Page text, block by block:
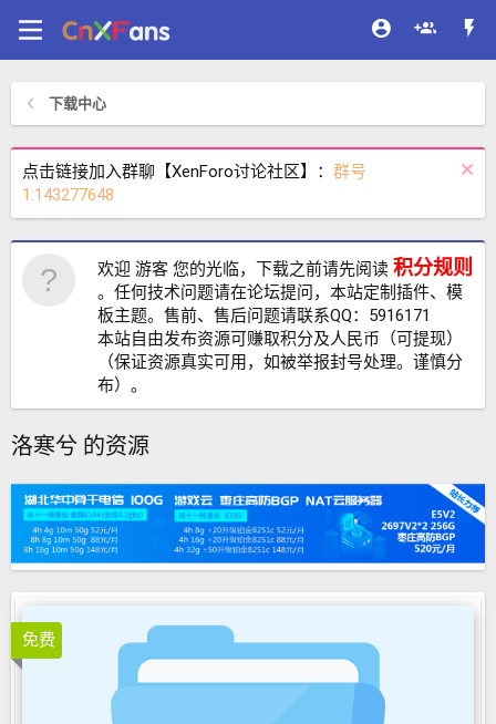
下载中心
点击链接加入群聊【XenForo讨论社区】： 群号
1:143277648
欢迎 游客 您的光临，下载之前请先阅读 积分规则
。任何技术问题请在论坛提问，本站定制插件、模
板主题。售前、售后问题请联系QQ：5916171
本站自由发布资源可赚取积分及人民币（可提现）
（保证资源真实可用，如被举报封号处理。谨慎分
布）。
洛寒兮 的资源
免费
Feeds 1.3.2 Patch